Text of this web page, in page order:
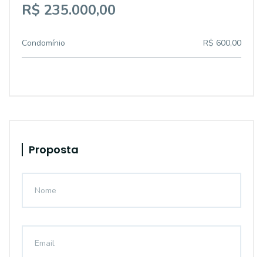
R$ 235.000,00
Condomínio R$ 600,00
Proposta